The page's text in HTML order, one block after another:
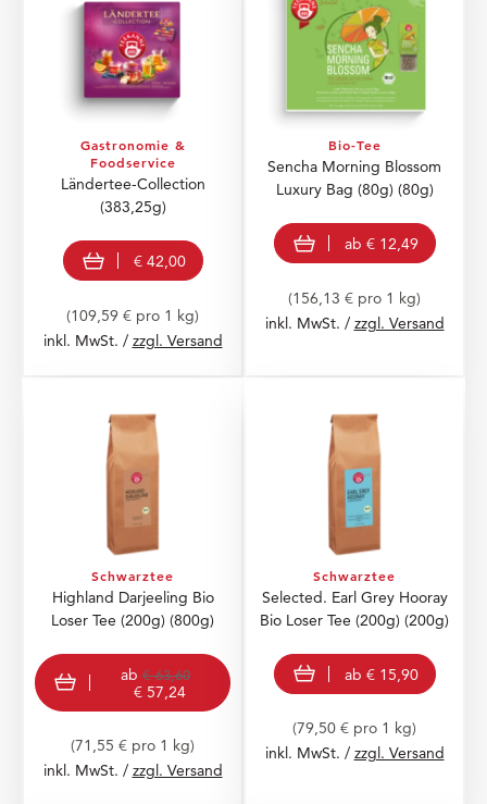
Gastronomie &
Foodservice
Ländertee-Collection
(383,25g)
In den Warenkorb
€ 42,00
(109,59 € pro 1 kg)
inkl. MwSt. / zzgl. Versand
Bio-Tee
Sencha Morning Blossom
Luxury Bag (80g) (80g)
view product
ab € 12,49
(156,13 € pro 1 kg)
inkl. MwSt. / zzgl. Versand
Schwarztee
Highland Darjeeling Bio
Loser Tee (200g) (800g)
view product
ab€ 63,60
€ 57,24
(71,55 € pro 1 kg)
inkl. MwSt. / zzgl. Versand
Schwarztee
Selected. Earl Grey Hooray
Bio Loser Tee (200g) (200g)
view product
ab € 15,90
(79,50 € pro 1 kg)
inkl. MwSt. / zzgl. Versand